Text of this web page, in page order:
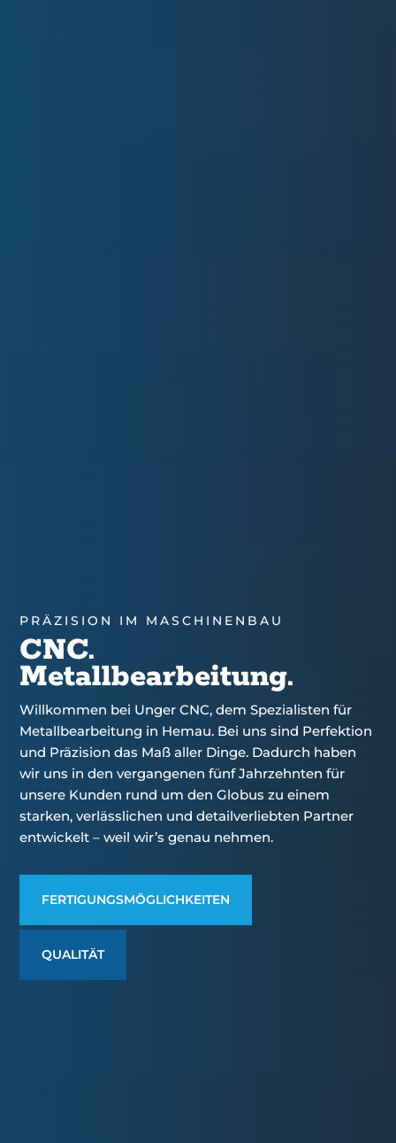
PRÄZISION IM MASCHINENBAU
CNC.
Metall­be­arbeitung.
Willkommen bei Unger CNC, dem Spezialisten für
Metallbearbeitung in Hemau. Bei uns sind Perfektion
und Präzision das Maß aller Dinge. Dadurch haben
wir uns in den vergangenen fünf Jahrzehnten für
unsere Kunden rund um den Globus zu einem
starken, verlässlichen und detailverliebten Partner
entwickelt – weil wir’s genau nehmen.
FERTIGUNGSMÖGLICHKEITEN
QUALITÄT